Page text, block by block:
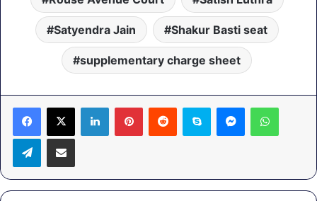
Satyendra Jain Shakur Basti seat
supplementary charge sheet
LinkedInPinterestReddit Skype Messenger
TelegramShare via Email